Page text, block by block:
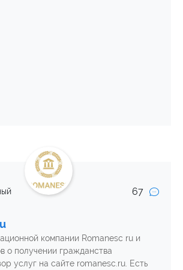
67
компании Romanesc ru и
о получении гражданства
услуг на сайте romanesc.ru. Есть